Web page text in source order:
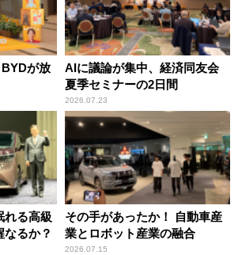
が放
AIに議論が集中、経済同友会
夏季セミナーの2日間
2026.07.23
れる高級
なるか？
その手があったか！ 自動車産
業とロボット産業の融合
2026.07.15